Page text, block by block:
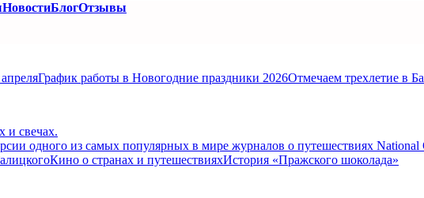
НовостиБлогОтзывы
График работы в Новогодние праздники 2026Отмечаем трехлетие в
и свечах.
одного из самых популярных в мире журналов о путешествиях National
Кино о странах и путешествияхИстория «Пражского шоколада»